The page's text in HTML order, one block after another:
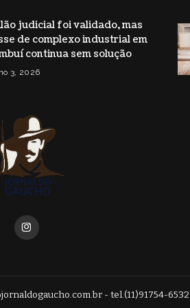
judicial foi validado, mas
de complexo industrial em
continua sem solução
3, 2026
- tel.(11)91754-6532